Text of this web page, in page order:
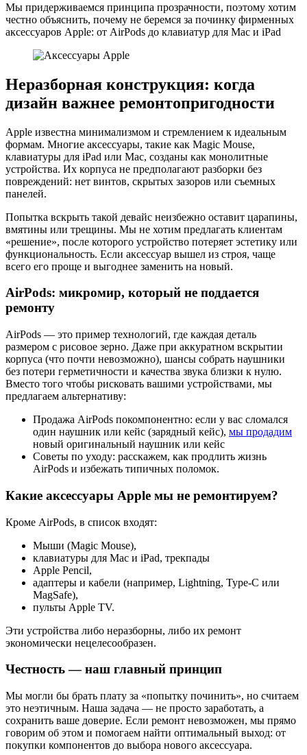
Мы придерживаемся принципа прозрачности, поэтому хотим
честно объяснить, почему не беремся за починку фирменных
аксессуаров Apple: от AirPods до клавиатур для Mac и iPad
Неразборная конструкция: когда
дизайн важнее ремонтопригодности
Apple известна минимализмом и стремлением к идеальным
формам. Многие аксессуары, такие как Magic Mouse,
клавиатуры для iPad или Mac, созданы как монолитные
устройства. Их корпуса не предполагают разборки без
повреждений: нет винтов, скрытых зазоров или съемных
панелей.
Попытка вскрыть такой девайс неизбежно оставит царапины,
вмятины или трещины. Мы не хотим предлагать клиентам
«решение», после которого устройство потеряет эстетику или
функциональность. Если аксессуар вышел из строя, чаще
всего его проще и выгоднее заменить на новый.
AirPods: микромир, который не поддается
ремонту
AirPods — это пример технологий, где каждая деталь
размером с рисовое зерно. Даже при аккуратном вскрытии
корпуса (что почти невозможно), шансы собрать наушники
без потери герметичности и качества звука близки к нулю.
Вместо того чтобы рисковать вашими устройствами, мы
предлагаем альтернативу:
Продажа AirPods покомпонентно: если у вас сломался
один наушник или кейс (зарядный кейс), мы продадим
новый оригинальный наушник или кейс
Советы по уходу: расскажем, как продлить жизнь
AirPods и избежать типичных поломок.
Какие аксессуары Apple мы не ремонтируем?
Кроме AirPods, в список входят:
Мыши (Magic Mouse),
клавиатуры для Mac и iPad, трекпады
Apple Pencil,
адаптеры и кабели (например, Lightning, Type-C или
MagSafe),
пульты Apple TV.
Эти устройства либо неразборны, либо их ремонт
экономически нецелесообразен.
Честность — наш главный принцип
Мы могли бы брать плату за «попытку починить», но считаем
это неэтичным. Наша задача — не просто заработать, а
сохранить ваше доверие. Если ремонт невозможен, мы прямо
говорим об этом и помогаем найти оптимальный выход: от
покупки компонентов до выбора нового аксессуара.